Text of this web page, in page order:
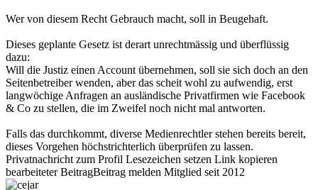
Wer von diesem Recht Gebrauch macht, soll in Beugehaft.
Dieses geplante Gesetz ist derart unrechtmässig und überflüssig
dazu:
Will die Justiz einen Account übernehmen, soll sie sich doch an den
Seitenbetreiber wenden, aber das scheit wohl zu aufwendig, erst
langwöchige Anfragen an ausländische Privatfirmen wie Facebook
& Co zu stellen, die im Zweifel noch nicht mal antworten.
Falls das durchkommt, diverse Medienrechtler stehen bereits bereit,
dieses Vorgehen höchstrichterlich überprüfen zu lassen.
Privatnachricht zum Profil Lesezeichen setzen Link kopieren
bearbeiteter BeitragBeitrag melden Mitglied seit 2012